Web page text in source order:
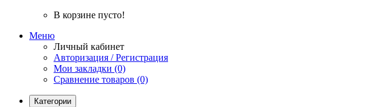
В корзине пусто!
Меню
Личный кабинет
Авторизация / Регистрация
Мои закладки (0)
Сравнение товаров (0)
Категории